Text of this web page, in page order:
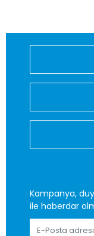
Kampanya,
ile haberdar